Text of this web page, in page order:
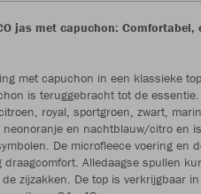
jas met capuchon:
met capuchon in een klassieke
is teruggebracht tot de
royal, sportgroen, zwart,
en nachtblauw/citro en
De microfleece voering en
draagcomfort. Alledaagse spullen
zijzakken. De top is verkrijgbaar